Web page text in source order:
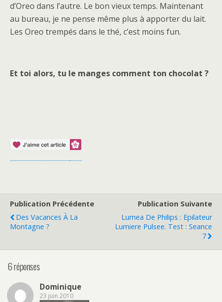
d’Oreo dans l’autre. Le bon vieux temps. Maintenant
au bureau, je ne pense même plus à apporter du lait.
Les Oreo trempés dans le thé, c’est moins fun.
Et toi alors, tu le manges comment ton chocolat ?
Publication Précédente
Des Vacances À La
Montagne ?
Publication Suivante
Lumea De Philips : Epilateur
Lumiere Pulsee. Test : Seance
7
6 réponses
Dominique
23 juin 2010